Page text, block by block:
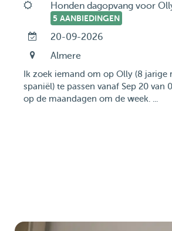
Honden dagopvang voor
5 AANBIEDINGEN
20-09-2026
Almere
Ik zoek iemand om op Olly (8 jarige
spaniël) te passen vanaf Sep 20 van
op de maandagen om de week. ...